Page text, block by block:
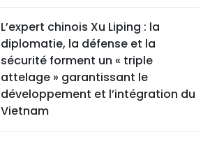
L’expert chinois Xu Liping : la
diplomatie, la défense et la
sécurité forment un « triple
attelage » garantissant le
développement et l’intégration du
Vietnam